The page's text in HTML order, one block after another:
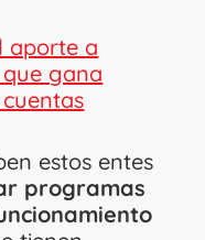
aporte a
gana
estos entes
programas